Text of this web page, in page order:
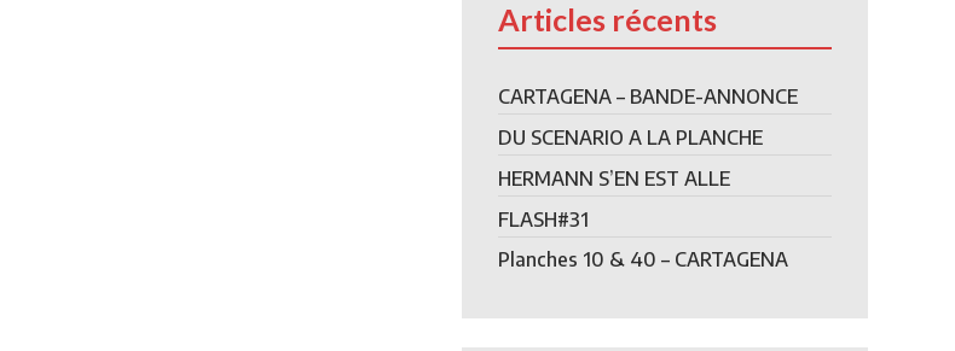
Articles récents
CARTAGENA – BANDE-ANNONCE
DU SCENARIO A LA PLANCHE
HERMANN S’EN EST ALLE
FLASH#31
Planches 10 & 40 – CARTAGENA